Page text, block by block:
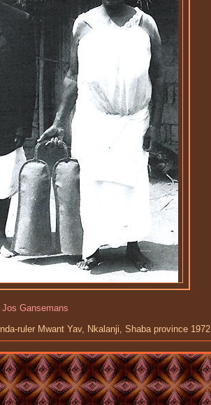
Jos Gansemans
ruler Mwant Yav, Nkalanji, Shaba province 1972